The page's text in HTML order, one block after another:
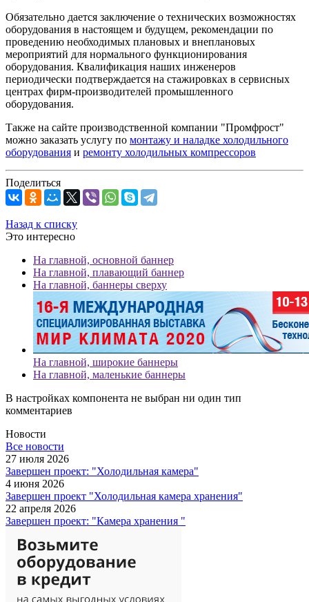
Обязательно дается заключение о технических возможностях
оборудования в настоящем и будущем, рекомендации по
проведению необходимых плановых и внеплановых
мероприятий для нормального функционирования
оборудования. Квалификация наших инженеров
периодически подтверждается на стажировках в сервисных
центрах фирм-производителей промышленного
оборудования.
Также на сайте производственной компании "Промфрост"
можно заказать услугу по монтажу и наладке холодильного
оборудования и ремонту холодильных компрессоров
Поделиться
Назад к списку
Это интересно
На главной, основной баннер
На главной, плавающий баннер
На главной, баннеры сверху
На главной, широкие баннеры
На главной, маленькие баннеры
В настройках компонента не выбран ни один тип
комментариев
Новости
Все новости
27 июля 2026
Завершен проект: "Холодильная камера"
4 июня 2026
Завершен проект "Холодильная камера хранения"
22 апреля 2026
Завершен проект: "Камера хранения "